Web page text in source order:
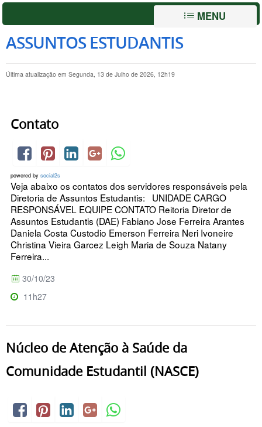
MENU
ASSUNTOS ESTUDANTIS
Última atualização em Segunda, 13 de Julho de 2026, 12h19
Contato
powered by social2s
Veja abaixo os contatos dos servidores responsáveis pela
Diretoria de Assuntos Estudantis: UNIDADE CARGO
RESPONSÁVEL EQUIPE CONTATO Reitoria Diretor de
Assuntos Estudantis (DAE) Fabiano Jose Ferreira Arantes
Daniela Costa Custodio Emerson Ferreira Neri Ivoneire
Christina Vieira Garcez Leigh Maria de Souza Natany
Ferreira...
30/10/23
11h27
Núcleo de Atenção à Saúde da
Comunidade Estudantil (NASCE)